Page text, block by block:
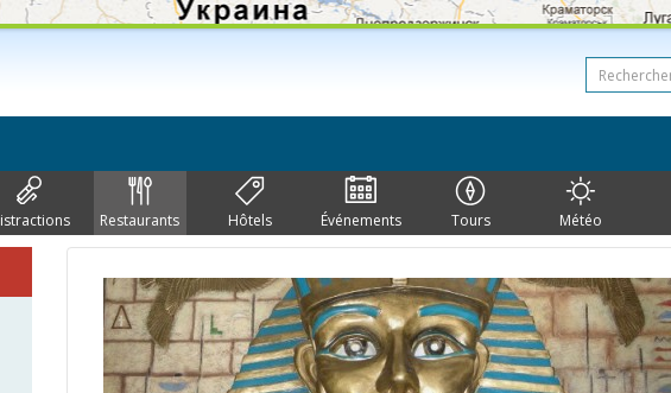
Restaurants Hôtels Événements Tours Météo